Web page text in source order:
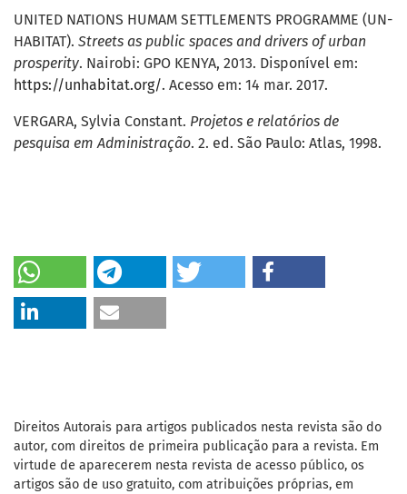
UNITED NATIONS HUMAM SETTLEMENTS PROGRAMME (UN-
HABITAT). Streets as public spaces and drivers of urban
prosperity. Nairobi: GPO KENYA, 2013. Disponível em:
https://unhabitat.org/. Acesso em: 14 mar. 2017.
VERGARA, Sylvia Constant. Projetos e relatórios de
pesquisa em Administração. 2. ed. São Paulo: Atlas, 1998.
Direitos Autorais para artigos publicados nesta revista são do
autor, com direitos de primeira publicação para a revista. Em
virtude de aparecerem nesta revista de acesso público, os
artigos são de uso gratuito, com atribuições próprias, em